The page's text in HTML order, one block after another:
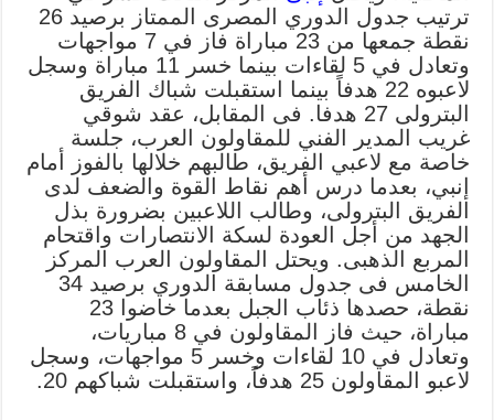
ترتيب جدول الدوري المصرى الممتاز برصيد 26
نقطة جمعها من 23 مباراة فاز في 7 مواجهات
وتعادل في 5 لقاءات بينما خسر 11 مباراة وسجل
لاعبوه 22 هدفاً بينما استقبلت شباك الفريق
البترولى 27 هدفا. فى المقابل، عقد شوقي
غريب المدير الفني للمقاولون العرب، جلسة
خاصة مع لاعبي الفريق، طالبهم خلالها بالفوز أمام
إنبي، بعدما درس أهم نقاط القوة والضعف لدى
الفريق البترولى، وطالب اللاعبين بضرورة بذل
الجهد من أجل العودة لسكة الانتصارات واقتحام
المربع الذهبى. ويحتل المقاولون العرب المركز
الخامس فى جدول مسابقة الدوري برصيد 34
نقطة، حصدها ذئاب الجبل بعدما خاضوا 23
مباراة، حيث فاز المقاولون في 8 مباريات،
وتعادل في 10 لقاءات وخسر 5 مواجهات، وسجل
لاعبو المقاولون 25 هدفاً، واستقبلت شباكهم 20.